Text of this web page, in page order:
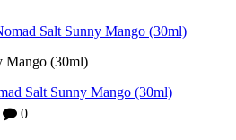
Mango (30ml)
Salt Sunny Mango (30ml)
0